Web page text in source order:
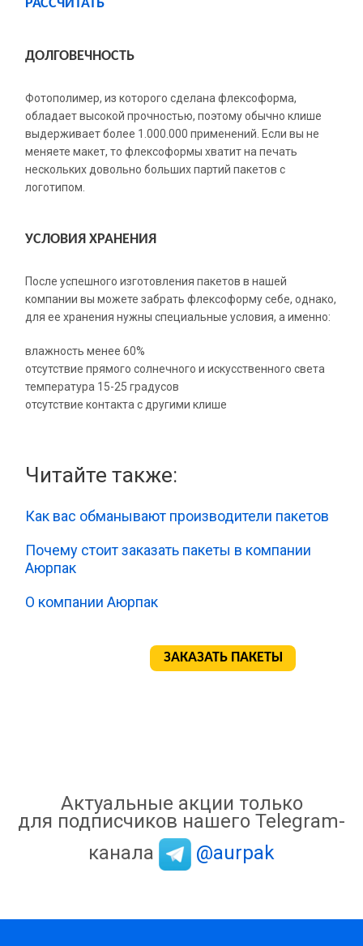
РАССЧИТАТЬ
ДОЛГОВЕЧНОСТЬ
Фотополимер, из которого сделана флексоформа,
обладает высокой прочностью, поэтому обычно клише
выдерживает более 1.000.000 применений. Если вы не
меняете макет, то флексоформы хватит на печать
нескольких довольно больших партий пакетов с
логотипом.
УСЛОВИЯ ХРАНЕНИЯ
После успешного изготовления пакетов в нашей
компании вы можете забрать флексоформу себе, однако,
для ее хранения нужны специальные условия, а именно:
влажность менее 60%
отсутствие прямого солнечного и искусственного света
температура 15-25 градусов
отсутствие контакта с другими клише
Читайте также:
Как вас обманывают производители пакетов
Почему стоит заказать пакеты в компании
Аюрпак
О компании Аюрпак
ЗАКАЗАТЬ ПАКЕТЫ
Актуальные акции только
для подписчиков нашего Telegram-
канала
@aurpak